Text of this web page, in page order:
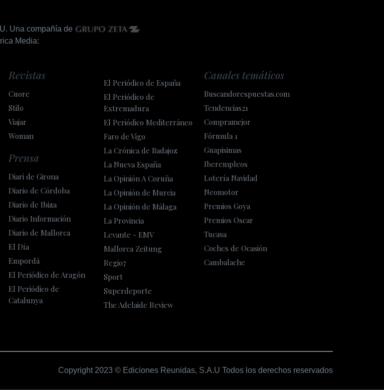
Una compañía de
Media:
Revistas
Cuore
Stilo
Viajar
Woman
Prensa
Diari de Girona
Diario de Córdoba
Diario de Ibiza
Diario Información
Diario de Mallorca
El Día
Empordá
El Periódico de Aragón
El Periódico de
Catalunya
El Periódico de España
El Periódico de
Extremadura
El Periódico Mediterráneo
Faro de Vigo
La Crónica de Badajoz
La Nueva España
La Opinión A Coruña
La Opinión de Murcia
La Opinión de Málaga
La Provincia
Levante - EMV
Mallorca Zeitung
Regio7
Sport
Superdeporte
The Adelaide Review
Canales temáticos
Buscandorespuestas.com
Tendencias21
Compramejor
Fórmula 1
Guapisimas
Iberempleos
Lotería Navidad
Neomotor
Premios Goya
Premios Oscar
Tucasa
Coches de Ocasión
Cambalache
Copyright 2023 © Ediciones Reunidas, S.A.U Todos los derechos reservados